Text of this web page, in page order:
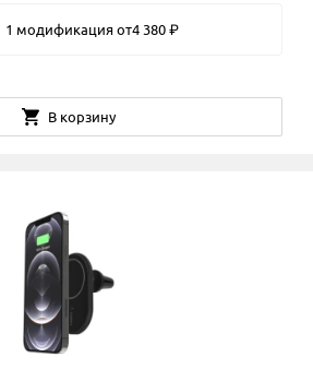
1 модификация от4 380 ₽
В корзину